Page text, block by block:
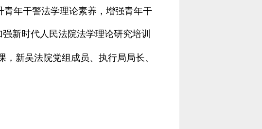
青年干警法学理论素养，增强青年干
新时代人民法院法学理论研究培训
新吴法院党组成员、执行局局长、